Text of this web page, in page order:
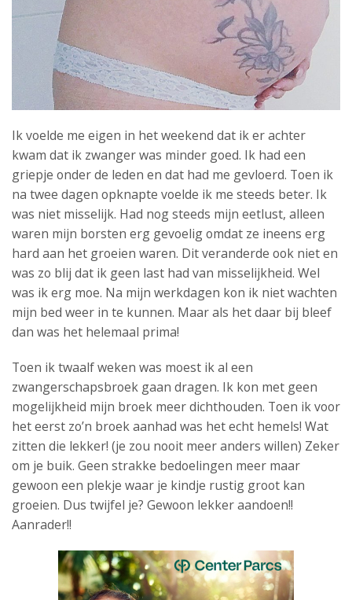
Ik voelde me eigen in het weekend dat ik er achter
kwam dat ik zwanger was minder goed. Ik had een
griepje onder de leden en dat had me gevloerd. Toen ik
na twee dagen opknapte voelde ik me steeds beter. Ik
was niet misselijk. Had nog steeds mijn eetlust, alleen
waren mijn borsten erg gevoelig omdat ze ineens erg
hard aan het groeien waren. Dit veranderde ook niet en
was zo blij dat ik geen last had van misselijkheid. Wel
was ik erg moe. Na mijn werkdagen kon ik niet wachten
mijn bed weer in te kunnen. Maar als het daar bij bleef
dan was het helemaal prima!
Toen ik twaalf weken was moest ik al een
zwangerschapsbroek gaan dragen. Ik kon met geen
mogelijkheid mijn broek meer dichthouden. Toen ik voor
het eerst zo’n broek aanhad was het echt hemels! Wat
zitten die lekker! (je zou nooit meer anders willen) Zeker
om je buik. Geen strakke bedoelingen meer maar
gewoon een plekje waar je kindje rustig groot kan
groeien. Dus twijfel je? Gewoon lekker aandoen!!
Aanrader!!